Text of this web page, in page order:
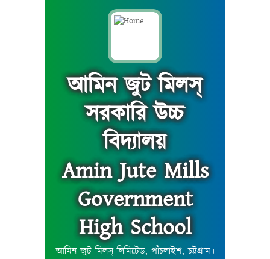
আমিন জুট মিলস্
সরকারি উচ্চ
বিদ্যালয়
Amin Jute Mills
Government
High School
আমিন জুট মিলস্ লিমিটেড, পাঁচলাইশ, চট্টগ্রাম।